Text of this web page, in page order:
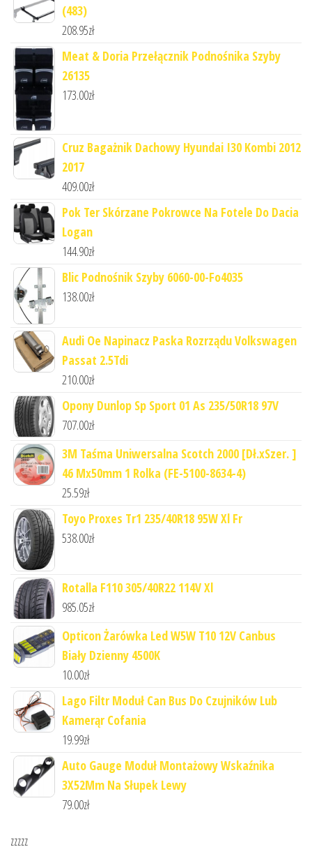
(483)
208.95zł
Meat & Doria Przełącznik Podnośnika Szyby
26135
173.00zł
Cruz Bagażnik Dachowy Hyundai I30 Kombi 2012
2017
409.00zł
Pok Ter Skórzane Pokrowce Na Fotele Do Dacia
Logan
144.90zł
Blic Podnośnik Szyby 6060-00-Fo4035
138.00zł
Audi Oe Napinacz Paska Rozrządu Volkswagen
Passat 2.5Tdi
210.00zł
Opony Dunlop Sp Sport 01 As 235/50R18 97V
707.00zł
3M Taśma Uniwersalna Scotch 2000 [Dł.xSzer. ]
46 Mx50mm 1 Rolka (FE-5100-8634-4)
25.59zł
Toyo Proxes Tr1 235/40R18 95W Xl Fr
538.00zł
Rotalla F110 305/40R22 114V Xl
985.05zł
Opticon Żarówka Led W5W T10 12V Canbus
Biały Dzienny 4500K
10.00zł
Lago Filtr Moduł Can Bus Do Czujników Lub
Kamerąr Cofania
19.99zł
Auto Gauge Moduł Montażowy Wskaźnika
3X52Mm Na Słupek Lewy
79.00zł
zzzzz